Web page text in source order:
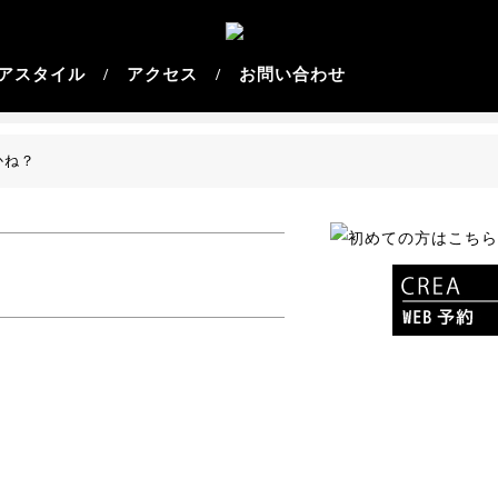
スタイル / アクセス / お問い合わせ
？